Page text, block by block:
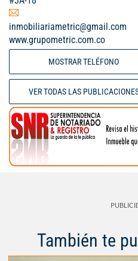
inmobiliariametric@gmail.com
www.grupometric.com.co
MOSTRAR TELÉFONO
VER TODAS LAS
También te